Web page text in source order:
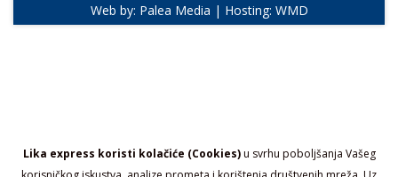
Lika express koristi kolačiće (Cookies)u svrhu poboljšanja Vašeg
Web by: Palea Media | Hosting: WMD